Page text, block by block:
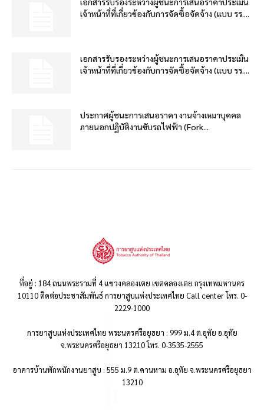
เจ้าหน้าที่ที่เกี่ยวข้องกับการจัดซื้อจัดจ้าง (แบบ รร....
เอกสารรับรองระหว่างผู้ชนะการเสนอราคาประเมิน
เจ้าหน้าที่ที่เกี่ยวข้องกับการจัดซื้อจัดจ้าง (แบบ รร....
ประกาศผู้ชนะการเสนอราคา งานจ้างเหมาบุคคล
ภายนอกปฏิบัติงานขับรถไฟฟ้า (Fork...
ที่อยู่ : 184 ถนนพระรามที่ 4 แขวงคลองเตย เขตคลองเตย กรุงเทพมหานคร
10110 ติดต่อประชาสัมพันธ์ การยาสูบแห่งประเทศไทย Call center โทร. 0-
2229-1000
การยาสูบแห่งประเทศไทย พระนครศรีอยุธยา : 999 ม.4 ต.อุทัย อ.อุทัย
จ.พระนครศรีอยุธยา 13210 โทร. 0-3535-2555
อาคารบ้านพักพนักงานยาสูบ : 555 ม.9 ต.คานหาม อ.อุทัย จ.พระนครศรีอยุธยา
13210